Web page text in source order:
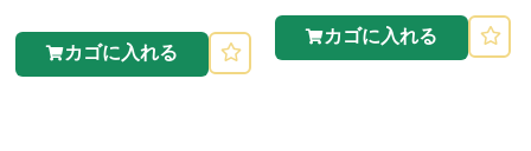
カゴに入れる
カゴに入れる